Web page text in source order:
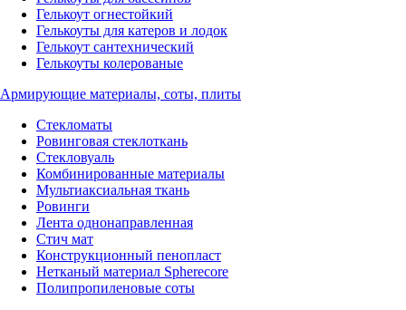
Гелькоут огнестойкий
Гелькоуты для катеров и лодок
Гелькоут сантехнический
Гелькоуты колерованые
Армирующие материалы, соты, плиты
Стекломаты
Ровинговая стеклоткань
Стекловуаль
Комбинированные материалы
Мультиаксиальная ткань
Ровинги
Лента однонаправленная
Стич мат
Конструкционный пенопласт
Нетканый материал Spherecore
Полипропиленовые соты